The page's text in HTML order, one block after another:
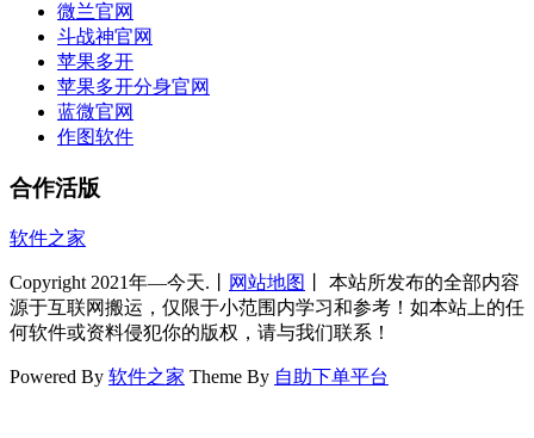
微兰官网
斗战神官网
苹果多开
苹果多开分身官网
蓝微官网
作图软件
合作活版
软件之家
Copyright 2021年—今天.丨 网站地图
丨 本站所发布的全部内容
源于互联网搬运，仅限于小范围内学习和参考！如本站上的任
何软件或资料侵犯你的版权，请与我们联系！
Powered By 软件之家 Theme By 自助下单平台